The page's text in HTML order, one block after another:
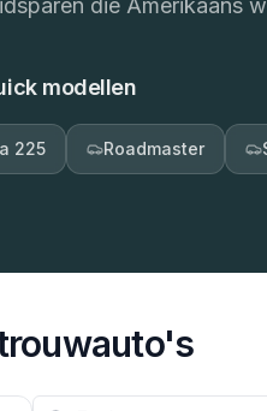
die Amerikaans
modellen
225 Roadmaster